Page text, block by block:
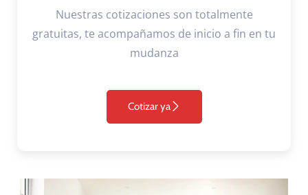
Nuestras cotizaciones son totalmente
gratuitas, te acompañamos de inicio a fin en tu
mudanza
Cotizar ya